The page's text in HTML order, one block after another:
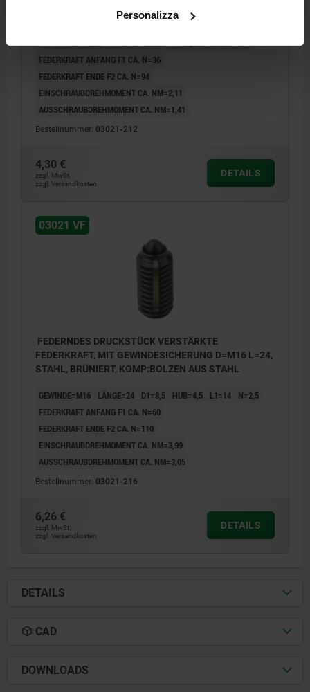
Personalizza
STAHL, BRÜNIERT, KOMP:BOLZEN AUS STAHL
FEDERKRAFT ANFANG F1 CA. N=36
FEDERKRAFT ENDE F2 CA. N=94
EINSCHRAUBDREHMOMENT CA. NM=2,11
AUSSCHRAUBDREHMOMENT CA. NM=1,41
Bestellnummer: 03021-212
4,30 €
zzgl. MwSt.
zzgl. Versandkosten
DETAILS
03021 VF
FEDERNDES DRUCKSTÜCK VERSTÄRKTE
FEDERKRAFT, MIT GEWINDESICHERUNG D=M16 L=24,
STAHL, BRÜNIERT, KOMP:BOLZEN AUS STAHL
GEWINDE=M16 LÄNGE=24 D1=8,5 HUB=4,5 L1=14
N=2,5
FEDERKRAFT ANFANG F1 CA. N=60
FEDERKRAFT ENDE F2 CA. N=110
EINSCHRAUBDREHMOMENT CA. NM=3,99
AUSSCHRAUBDREHMOMENT CA. NM=3,05
Bestellnummer: 03021-216
6,26 €
zzgl. MwSt.
zzgl. Versandkosten
DETAILS
DETAILS
CAD
DOWNLOADS